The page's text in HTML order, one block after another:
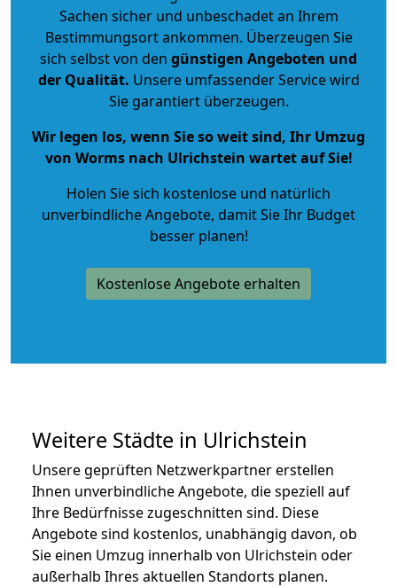
Sachen sicher und unbeschadet an Ihrem
Bestimmungsort ankommen. Überzeugen Sie
sich selbst von den günstigen Angeboten und
der Qualität. Unsere umfassender Service wird
Sie garantiert überzeugen.
Wir legen los, wenn Sie so weit sind, Ihr Umzug
von Worms nach Ulrichstein wartet auf Sie!
Holen Sie sich kostenlose und natürlich
unverbindliche Angebote, damit Sie Ihr Budget
besser planen!
Kostenlose Angebote erhalten
Weitere Städte in Ulrichstein
Unsere geprüften Netzwerkpartner erstellen
Ihnen unverbindliche Angebote, die speziell auf
Ihre Bedürfnisse zugeschnitten sind. Diese
Angebote sind kostenlos, unabhängig davon, ob
Sie einen Umzug innerhalb von Ulrichstein oder
außerhalb Ihres aktuellen Standorts planen.